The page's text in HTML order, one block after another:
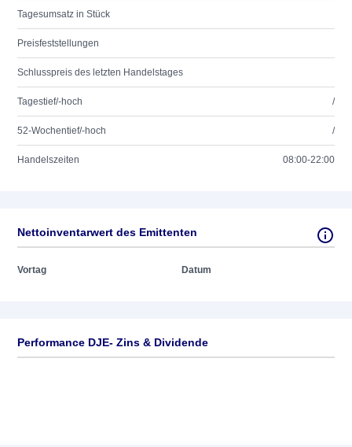
Tagesumsatz in Stück
Preisfeststellungen
Schlusspreis des letzten Handelstages
Tagestief/-hoch /
52-Wochentief/-hoch /
Handelszeiten 08:00-22:00
Nettoinventarwert des Emittenten
Vortag Datum
Performance DJE- Zins & Dividende